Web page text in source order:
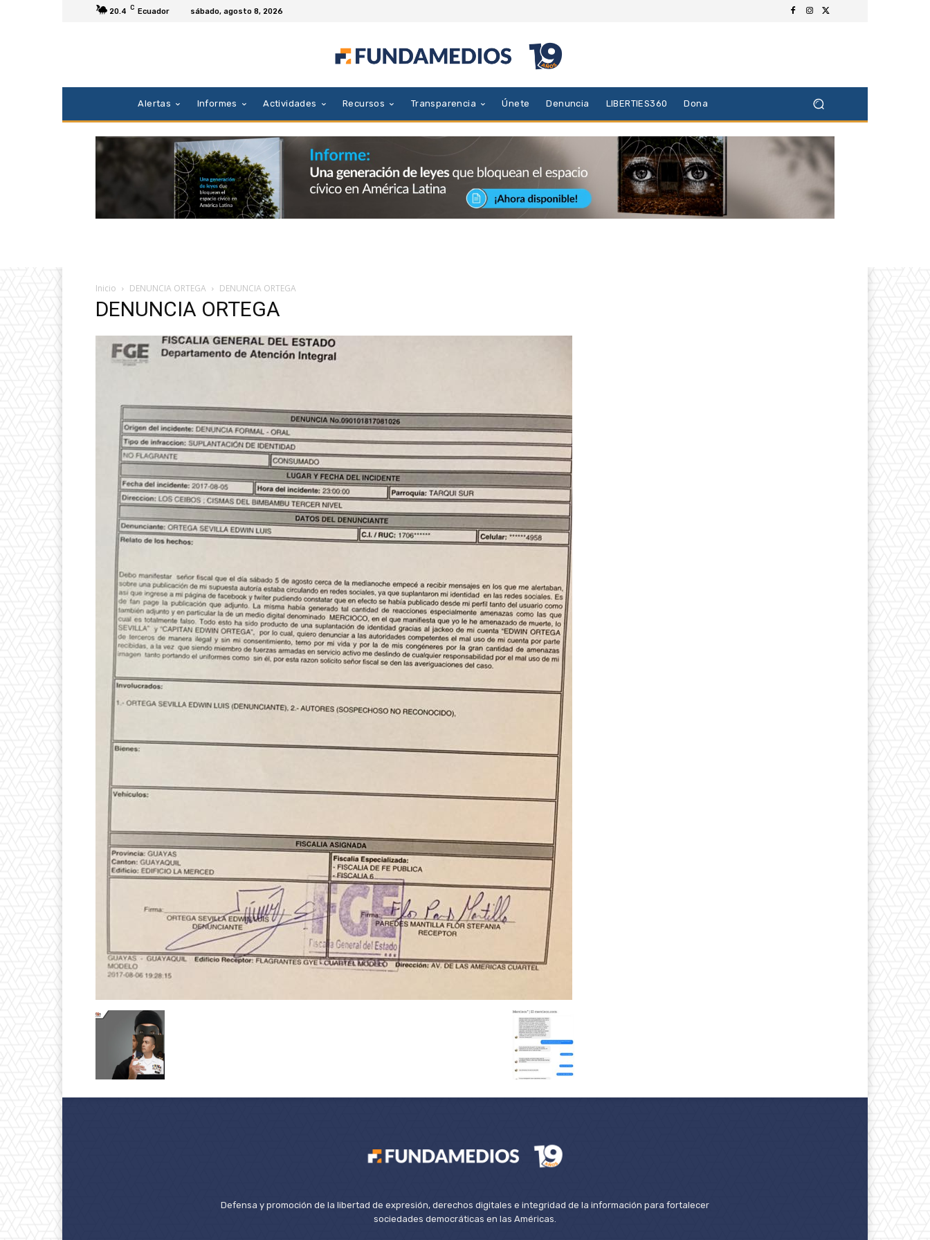
20.4 C Ecuador sábado, agosto 8, 2026
Alertas Informes Actividades Recursos Transparencia Únete Denuncia LIBERTIES360 Dona
Inicio DENUNCIA ORTEGA DENUNCIA ORTEGA
DENUNCIA ORTEGA
Defensa y promoción de la libertad de expresión, derechos digitales e integridad de la información para fortalecer
sociedades democráticas en las Américas.